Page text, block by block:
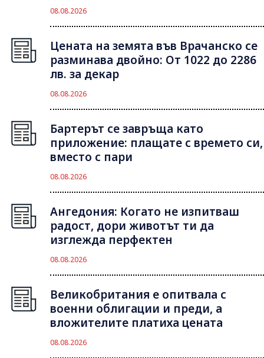
08.08.2026
Цената на земята във Врачанско се
разминава двойно: От 1022 до 2286
лв. за декар
08.08.2026
Бартерът се завръща като
приложение: плащате с времето си,
вместо с пари
08.08.2026
Ангедония: Когато не изпитваш
радост, дори животът ти да
изглежда перфектен
08.08.2026
Великобритания е опитвала с
военни облигации и преди, а
вложителите платиха цената
08.08.2026